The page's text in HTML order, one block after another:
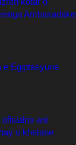
Ambasadake
e Egiptasyune
ani
o khetane